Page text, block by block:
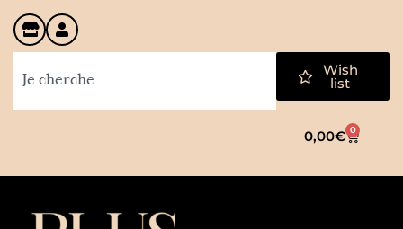
Wish
list
0,00€ 0